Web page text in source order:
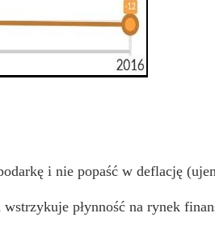
i nie popaść w deflację
płynność na rynek